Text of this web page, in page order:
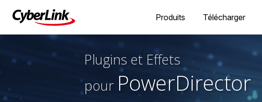
Produits Télécharger
Plugins et Effets
pour PowerDirector